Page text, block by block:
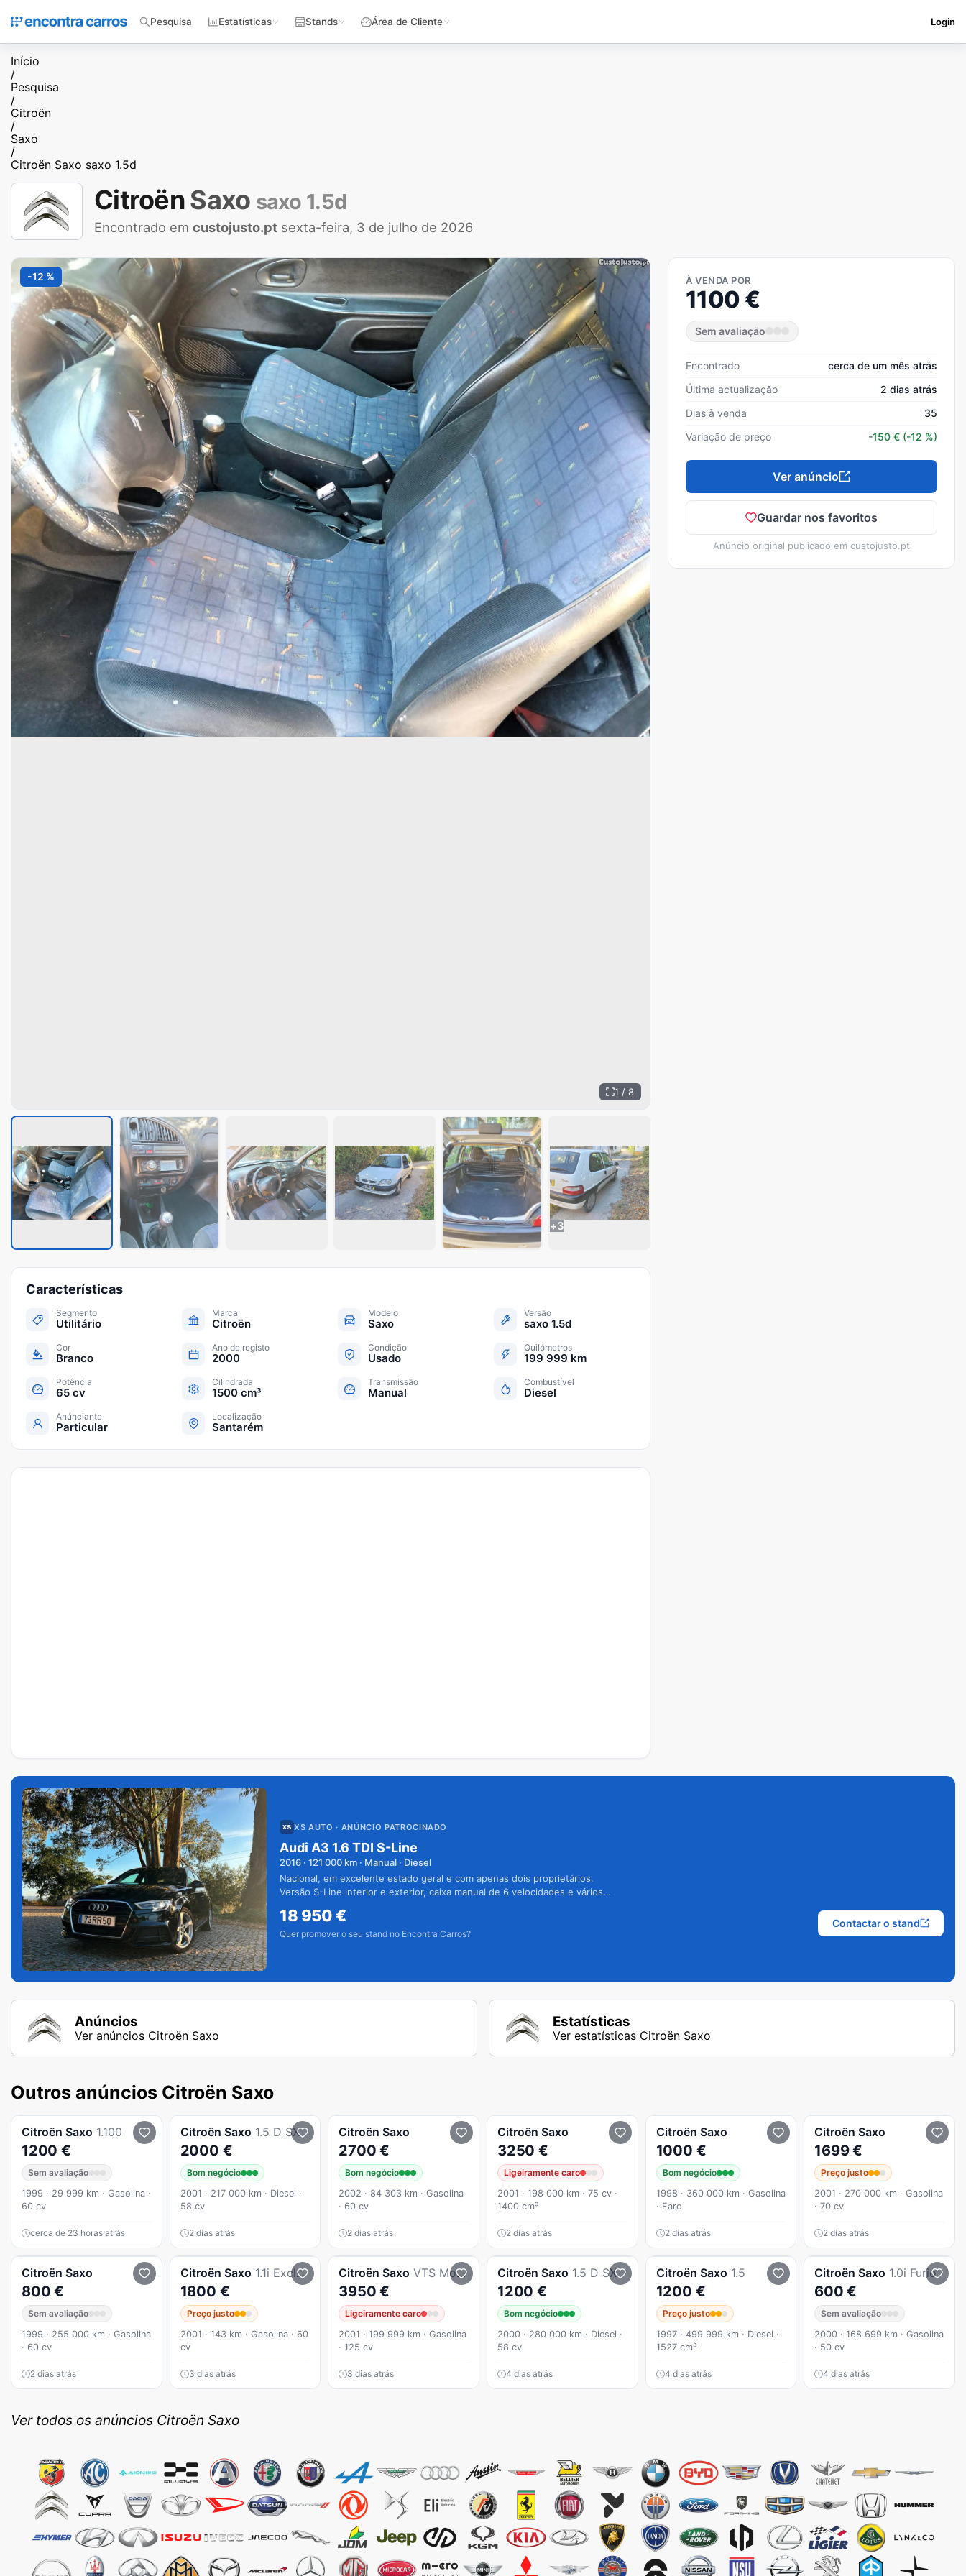
Pesquisa Estatísticas Stands Área de Cliente Login
Início
/
Pesquisa
/
Citroën
/
Saxo
/
Citroën Saxo saxo 1.5d
CitroënSaxo saxo 1.5d
Encontrado em custojusto.pt sexta-feira, 3 de julho de 2026
-12 %
1 / 8
+3
À VENDA POR
1100 €
Sem avaliação
Encontrado
cerca de um mês atrás
Última actualização
2 dias atrás
Dias à venda
35
Variação de preço
-150 € (-12 %)
Ver anúncio
Guardar nos favoritos
Anúncio original publicado em custojusto.pt
Características
Segmento
Utilitário
Marca
Citroën
Modelo
Saxo
Versão
saxo 1.5d
Cor
Branco
Ano de registo
2000
Condição
Usado
Quilómetros
199 999 km
Potência
65 cv
Cilindrada
1500 cm³
Transmissão
Manual
Combustível
Diesel
Anúnciante
Particular
Localização
Santarém
XS AUTO · ANÚNCIO PATROCINADO
Audi A3 1.6 TDI S-Line
2016 · 121 000 km · Manual · Diesel
Nacional, em excelente estado geral e com apenas dois proprietários.
Versão S-Line interior e exterior, caixa manual de 6 velocidades e vários
18 950€
Quer promover o seu stand no Encontra Carros?
Contactar o stand
Anúncios
Ver anúncios Citroën Saxo
Estatísticas
Ver estatísticas Citroën Saxo
Outros anúncios Citroën Saxo
Citroën Saxo 1.100
1200 €
Sem avaliação
1999 · 29 999 km · Gasolina ·
60 cv
cerca de 23 horas atrás
Citroën Saxo 1.5 D SX
2000 €
Bom negócio
2001 · 217 000 km · Diesel ·
58 cv
2 dias atrás
Citroën Saxo
2700 €
Bom negócio
2002 · 84 303 km · Gasolina
· 60 cv
2 dias atrás
Citroën Saxo
3250 €
Ligeiramente caro
2001 · 198 000 km · 75 cv ·
1400 cm³
2 dias atrás
Citroën Saxo
1000 €
Bom negócio
1998 · 360 000 km · Gasolina
· Faro
2 dias atrás
Citroën Saxo
1699 €
Preço justo
2001 · 270 000 km · Gasolina
· 70 cv
2 dias atrás
Citroën Saxo
800 €
Sem avaliação
1999 · 255 000 km · Gasolina
· 60 cv
2 dias atrás
Citroën Saxo 1.1i Exclusive
1800 €
Preço justo
2001 · 143 km · Gasolina · 60
cv
3 dias atrás
Citroën Saxo VTS Motor C2 CUP 1600 16v
3950 €
Ligeiramente caro
2001 · 199 999 km · Gasolina
· 125 cv
3 dias atrás
Citroën Saxo 1.5 D SX
1200 €
Bom negócio
2000 · 280 000 km · Diesel ·
58 cv
4 dias atrás
Citroën Saxo 1.5
1200 €
Preço justo
1997 · 499 999 km · Diesel ·
1527 cm³
4 dias atrás
Citroën Saxo 1.0i Furio
600 €
Sem avaliação
2000 · 168 699 km · Gasolina
· 50 cv
4 dias atrás
Ver todos os anúncios Citroën Saxo